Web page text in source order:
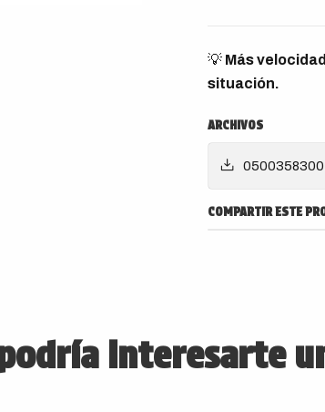
💡 Más
situación.
ARCHIVOS
COMPARTIR ESTE
interesarte